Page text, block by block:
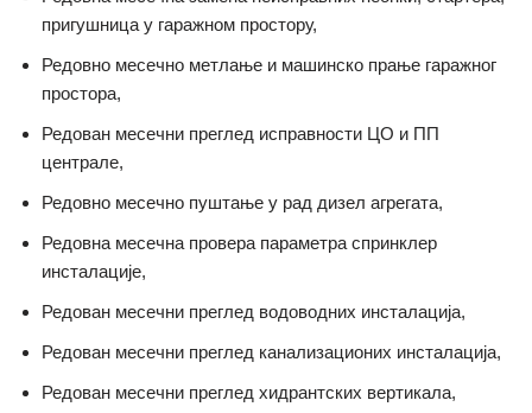
пригушница у гаражном простору,
Редовно месечно метлање и машинско прање гаражног
простора,
Редован месечни преглед исправности ЦО и ПП
централе,
Редовно месечно пуштање у рад дизел агрегата,
Редовна месечна провера параметра спринклер
инсталације,
Редован месечни преглед водоводних инсталација,
Редован месечни преглед канализационих инсталација,
Редован месечни преглед хидрантских вертикала,